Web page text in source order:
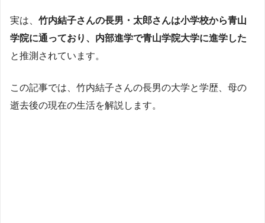
実は、 竹内結子さんの長男・太郎さんは小学校から青山
学院に通っており、内部進学で青山学院大学に進学した
と推測されています。
この記事では、竹内結子さんの長男の大学と学歴、母の
逝去後の現在の生活を解説します。